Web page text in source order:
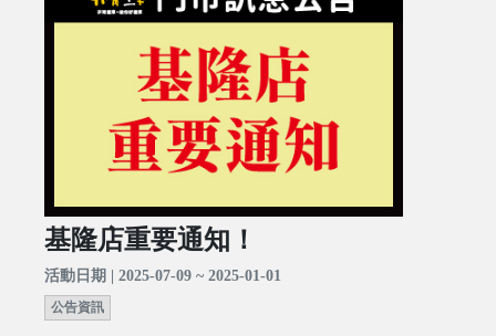
基隆店重要通知！
活動日期 | 2025-07-09 ~ 2025-01-01
公告資訊